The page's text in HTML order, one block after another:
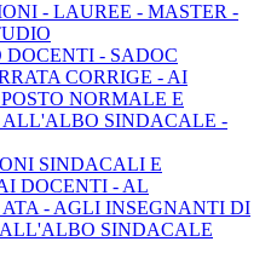
- LAUREE - MASTER -
DOCENTI - SADOC
CORRIGE - AI
NORMALE E
ALL'ALBO SINDACALE -
SINDACALI E
DOCENTI - AL
ATA - AGLI INSEGNANTI DI
SINDACALE